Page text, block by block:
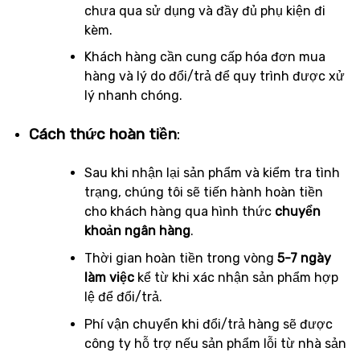
chưa qua sử dụng và đầy đủ phụ kiện đi
kèm.
Khách hàng cần cung cấp hóa đơn mua
hàng và lý do đổi/trả để quy trình được xử
lý nhanh chóng.
Cách thức hoàn tiền:
Sau khi nhận lại sản phẩm và kiểm tra tình
trạng, chúng tôi sẽ tiến hành hoàn tiền
cho khách hàng qua hình thức chuyển
khoản ngân hàng.
Thời gian hoàn tiền trong vòng 5-7 ngày
làm việckể từ khi xác nhận sản phẩm hợp
lệ để đổi/trả.
Phí vận chuyển khi đổi/trả hàng sẽ được
công ty hỗ trợ nếu sản phẩm lỗi từ nhà sản